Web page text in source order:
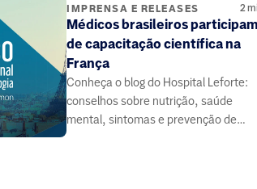
IMPRENSA E RELEASES 2
Médicos brasileiros participam
de capacitação científica na
França
Conheça o blog do Hospital Leforte:
conselhos sobre nutrição, saúde
mental, sintomas e prevenção de